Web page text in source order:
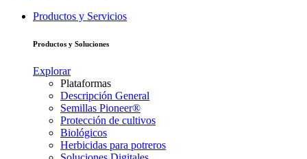
Productos y Servicios
Productos y Soluciones
Explorar
Plataformas
Descripción General
Semillas Pioneer®
Protección de cultivos
Biológicos
Herbicidas para potreros